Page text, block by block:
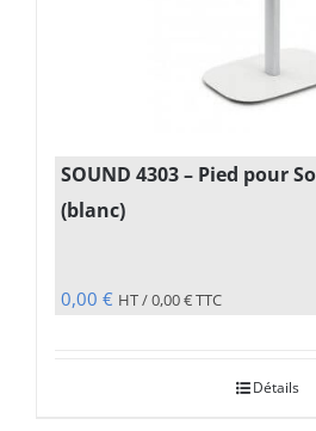
SOUND 4303 – Pied pour
(blanc)
0,00 € HT /0,00€TTC
Détails